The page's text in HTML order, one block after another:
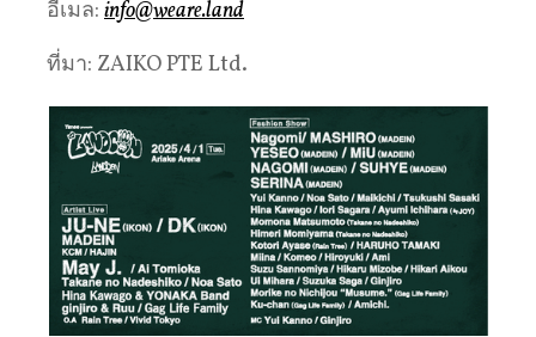
อีเมล: info@weare.land
ที่มา: ZAIKO PTE Ltd.